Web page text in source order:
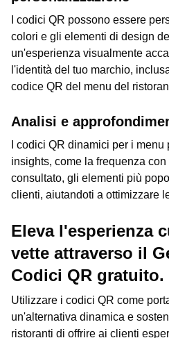
I codici QR possono essere
colori e gli elementi di design
un'esperienza visualmente
l'identità del tuo marchio,
codice QR del menu del
Analisi e
I codici QR dinamici per i
insights, come la frequenza
consultato, gli elementi più
clienti, aiutandoti a ottimizzare
Eleva l'esperienza
vette attraverso il
Codici QR gratuito.
Utilizzare i codici QR come
un'alternativa dinamica e
ristoranti di offrire ai clienti